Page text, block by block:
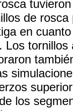
de
en
Los
los